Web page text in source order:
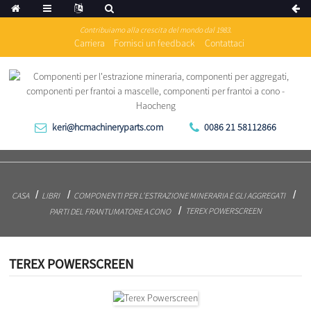
Contribuiamo alla crescita del mondo dal 1983.
Carriera Fornisci un feedback Contattaci
keri@hcmachineryparts.com 0086 21 58112866
CASA LIBRI
COMPONENTI PER L'ESTRAZIONE MINERARIA E GLI AGGREGATI
PARTI DEL FRANTUMATORE A CONO
TEREX POWERSCREEN
TEREX POWERSCREEN